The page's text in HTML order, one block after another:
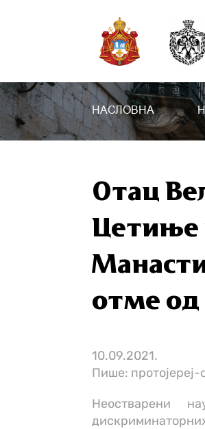
НАСЛОВНА
Отац
Цетиње
отме
10.09.2021.
Пише:
Неостварени